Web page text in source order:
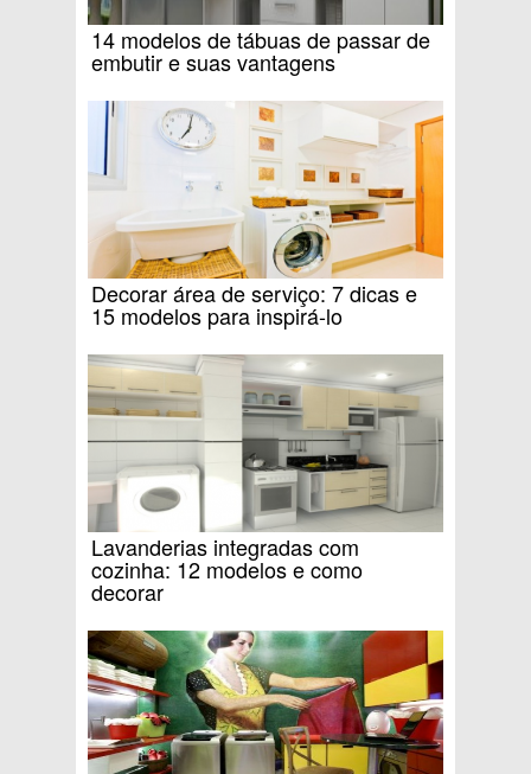
14 modelos de tábuas de passar de
embutir e suas vantagens
Decorar área de serviço: 7 dicas e
15 modelos para inspirá-lo
Lavanderias integradas com
cozinha: 12 modelos e como
decorar